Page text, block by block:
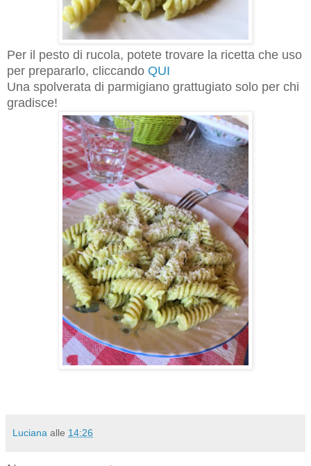
Per il pesto di rucola, potete trovare la ricetta che uso
per prepararlo, cliccando QUI
Una spolverata di parmigiano grattugiato solo per chi
gradisce!
Luciana alle 14:26